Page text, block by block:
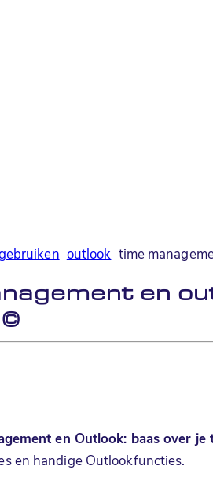
outlook time
en
©
en Outlook: baas over
en handige Outlookfuncties.